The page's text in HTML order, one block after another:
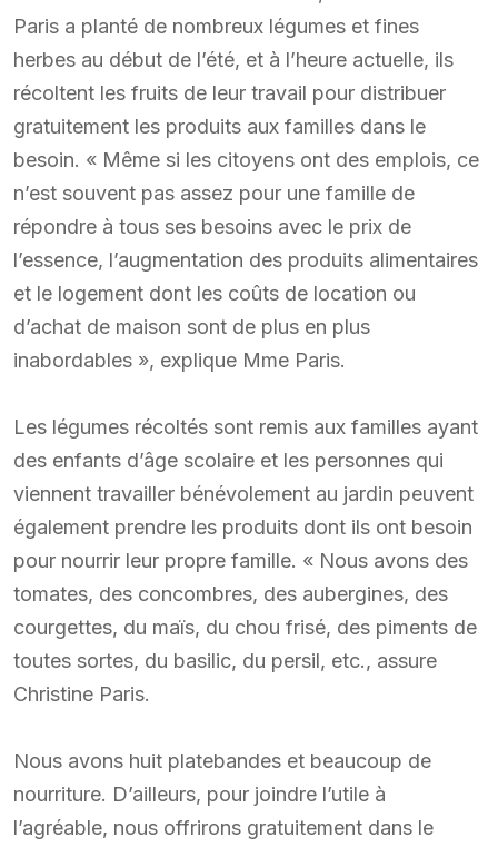
Paris a planté de nombreux légumes et fines
herbes au début de l’été, et à l’heure actuelle, ils
récoltent les fruits de leur travail pour distribuer
gratuitement les produits aux familles dans le
besoin. « Même si les citoyens ont des emplois, ce
n’est souvent pas assez pour une famille de
répondre à tous ses besoins avec le prix de
l’essence, l’augmentation des produits alimentaires
et le logement dont les coûts de location ou
d’achat de maison sont de plus en plus
inabordables », explique Mme Paris.
Les légumes récoltés sont remis aux familles ayant
des enfants d’âge scolaire et les personnes qui
viennent travailler bénévolement au jardin peuvent
également prendre les produits dont ils ont besoin
pour nourrir leur propre famille. « Nous avons des
tomates, des concombres, des aubergines, des
courgettes, du maïs, du chou frisé, des piments de
toutes sortes, du basilic, du persil, etc., assure
Christine Paris.
Nous avons huit platebandes et beaucoup de
nourriture. D’ailleurs, pour joindre l’utile à
l’agréable, nous offrirons gratuitement dans le